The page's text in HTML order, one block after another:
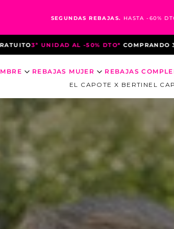
SEGUNDAS REBAJAS. HASTA -60%
COMPRANDO 3 PRENDAS HASTA EL 10 DE
REBAJAS MUJER REBAJAS
EL CAPOTE X BERTIN EL